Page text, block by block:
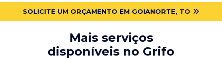
SOLICITE UM ORÇAMENTO EM GOIANORTE, TO
Mais serviços
disponíveis no Grifo